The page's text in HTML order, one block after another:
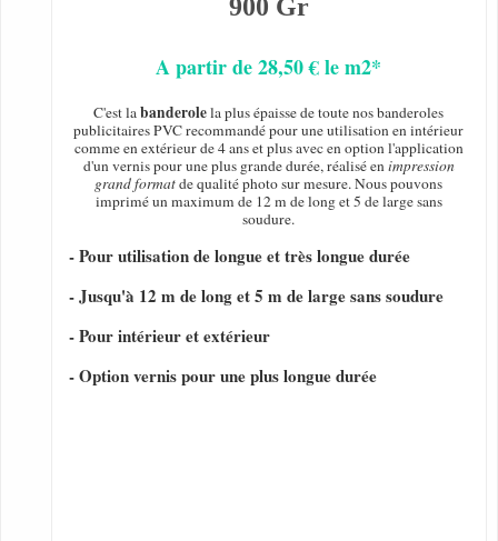
900 Gr
A partir de 28,50 € le m2*
C'est labanderolela plus épaisse de toute nos banderoles
publicitaires PVC recommandé pour une utilisation en intérieur
comme en extérieur de 4 ans et plus avec en option l'application
d'un vernis pour une plus grande durée, réalisé enimpression
grand formatde qualité photo sur mesure. Nous pouvons
imprimé un maximum de 12 m de long et 5 de large sans
soudure.
- Pour utilisation de longue et très longue durée
- Jusqu'à 12 m de long et 5 m de large sans soudure
- Pour intérieur et extérieur
- Option vernis pour une plus longue durée